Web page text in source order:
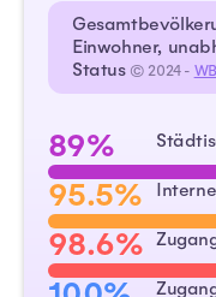
Einwohner,
Status © 2024 -
89%
95.5%
98.6%